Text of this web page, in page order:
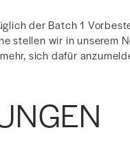
der Batch 1
stellen wir in unserem
sich dafür